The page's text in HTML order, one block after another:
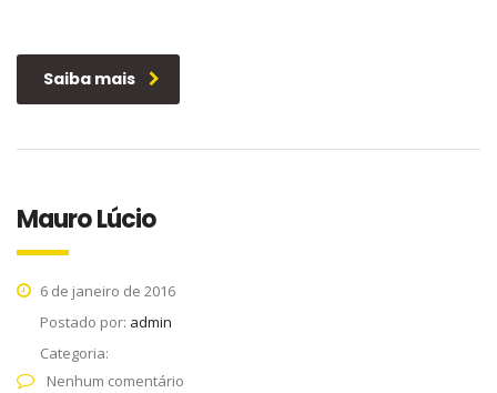
Saiba mais
Mauro Lúcio
6 de janeiro de 2016
Postado por: admin
Categoria:
Nenhum comentário